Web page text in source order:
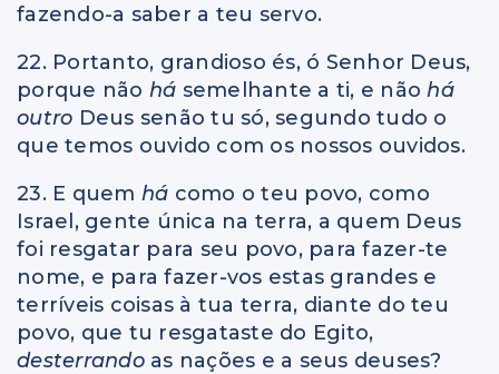
fazendo-a saber a teu servo.
22. Portanto, grandioso és, ó Senhor Deus,
porque não há semelhante a ti, e nãohá
outro Deus senão tu só, segundo tudo o
que temos ouvido com os nossos ouvidos.
23. E quem há como o teu povo, como
Israel, gente única na terra, a quem Deus
foi resgatar para seu povo, para fazer-te
nome, e para fazer-vos estas grandes e
terríveis coisas à tua terra, diante do teu
povo, que tu resgataste do Egito,
desterrando as nações e a seus deuses?